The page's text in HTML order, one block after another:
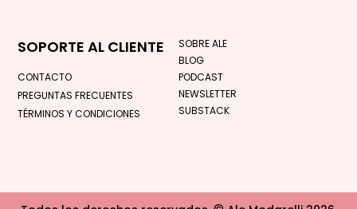
SOBRE ALE
BLOG
PODCAST
NEWSLETTER
SUBSTACK
SOPORTE AL CLIENTE
CONTACTO
PREGUNTAS FRECUENTES
TÉRMINOS Y CONDICIONES